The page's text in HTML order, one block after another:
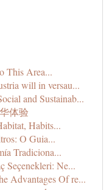
This Area...
will in versau...
and Sustainab...
体验
Habits...
O Guia...
Tradiciona...
Seçenekleri: Ne...
Advantages Of re...